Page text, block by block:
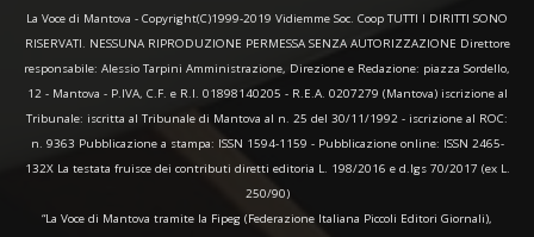
La Voce di Mantova - Copyright(C)1999-2019 Vidiemme Soc. Coop TUTTI I DIRITTI SONO
RISERVATI. NESSUNA RIPRODUZIONE PERMESSA SENZA AUTORIZZAZIONE Direttore
responsabile: Alessio Tarpini Amministrazione, Direzione e Redazione: piazza Sordello,
12 - Mantova - P.IVA, C.F. e R.I. 01898140205 - R.E.A. 0207279 (Mantova) iscrizione al
Tribunale: iscritta al Tribunale di Mantova al n. 25 del 30/11/1992 - iscrizione al ROC:
n. 9363 Pubblicazione a stampa: ISSN 1594-1159 - Pubblicazione online: ISSN 2465-
132X La testata fruisce dei contributi diretti editoria L. 198/2016 e d.lgs 70/2017 (ex L.
250/90)
“La Voce di Mantova tramite la Fipeg (Federazione Italiana Piccoli Editori Giornali),